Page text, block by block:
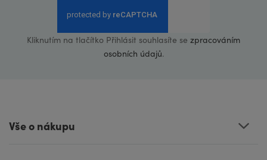
Kliknutím na tlačítko Přihlásit souhlasíte se zpracováním
osobních údajů.
Vše o nákupu